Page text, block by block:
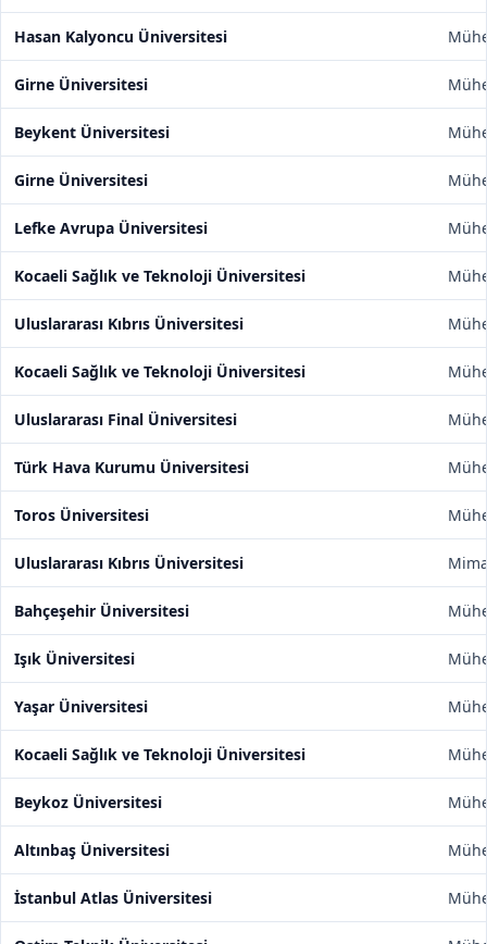
Hasan Kalyoncu Üniversitesi
Girne Üniversitesi
Beykent Üniversitesi
Girne Üniversitesi
Lefke Avrupa Üniversitesi
Kocaeli Sağlık ve Teknoloji Üniversitesi
Uluslararası Kıbrıs Üniversitesi
Kocaeli Sağlık ve Teknoloji Üniversitesi
Uluslararası Final Üniversitesi
Türk Hava Kurumu Üniversitesi
Toros Üniversitesi
Uluslararası Kıbrıs Üniversitesi
Bahçeşehir Üniversitesi
Işık Üniversitesi
Yaşar Üniversitesi
Kocaeli Sağlık ve Teknoloji Üniversitesi
Beykoz Üniversitesi
Altınbaş Üniversitesi
İstanbul Atlas Üniversitesi